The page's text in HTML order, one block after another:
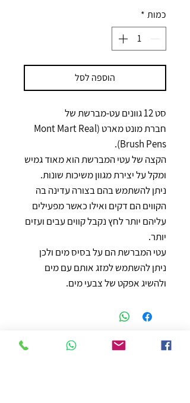
כמות *
הוספה לסל
סט 12 גוונים עט-מברשת של
חברת מונט מארט (Mont Mart Real
Brush Pens).
הקצה של עטי המברשת הוא מאוד גמיש
ומקל על יצירת מגוון משיכות שונות.
ניתן להשתמש בהם בצורה עדינה בה
הקווים הם דקים ואילו כאשר מפעילים
עליהם יותר לחץ נקבל קווים עבים ועזים
יותר.
עטי המברשת הם על בסיס מים ולכן
ניתן להשתמש למזג אותם עם מים
ולהשיג אפקט של צבעי מים.